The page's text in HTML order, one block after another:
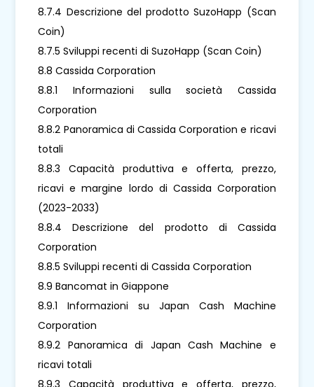
8.7.4 Descrizione del prodotto SuzoHapp (Scan
Coin)
8.7.5 Sviluppi recenti di SuzoHapp (Scan Coin)
8.8 Cassida Corporation
8.8.1 Informazioni sulla società Cassida
Corporation
8.8.2 Panoramica di Cassida Corporation e ricavi
totali
8.8.3 Capacità produttiva e offerta, prezzo,
ricavi e margine lordo di Cassida Corporation
(2023-2033)
8.8.4 Descrizione del prodotto di Cassida
Corporation
8.8.5 Sviluppi recenti di Cassida Corporation
8.9 Bancomat in Giappone
8.9.1 Informazioni su Japan Cash Machine
Corporation
8.9.2 Panoramica di Japan Cash Machine e
ricavi totali
8.9.3 Capacità produttiva e offerta, prezzo,